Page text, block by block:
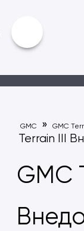
GMC » GMC
Terrain III
GMC